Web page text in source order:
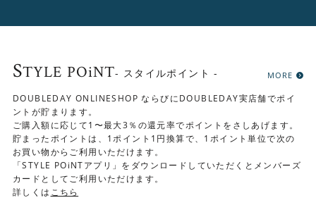
STYLE POiNT- スタイルポイント - MORE
DOUBLEDAY ONLINESHOP ならびにDOUBLEDAY実店舗でポイ
ントが貯まります。
ご購入額に応じて1〜最大3％の還元率でポイントをさしあげます。
貯まったポイントは、1ポイント1円換算で、1ポイント単位で次の
お買い物からご利用いただけます。
「STYLE POiNTアプリ」をダウンロードしていただくとメンバーズ
カードとしてご利用いただけます。
詳しくは こちら